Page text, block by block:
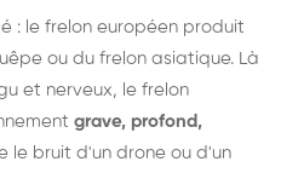
: le frelon européen produit
ou du frelon asiatique. Là
et nerveux, le frelon
grave, profond,
le bruit d'un drone ou d'un